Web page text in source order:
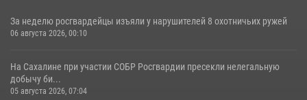
За неделю росгвардейцы изъяли у нарушителей 8 охотничьих ружей
06 августа 2026, 00:10
На Сахалине при участии СОБР Росгвардии пресекли нелегальную
добычу би...
05 августа 2026, 07:04